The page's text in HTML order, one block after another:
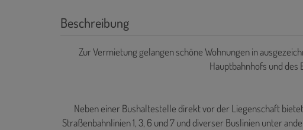
Beschreibung
Zur Vermietung gelangen schöne Wohnungen in
Hauptbahnhofs und des
Neben einer Bushaltestelle direkt vor der Liegenschaft
Straßenbahnlinien 1, 3, 6 und 7 und diverser Buslinien unter